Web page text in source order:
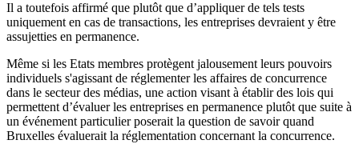
Il a toutefois affirmé que plutôt que d’appliquer de tels tests
uniquement en cas de transactions, les entreprises devraient y être
assujetties en permanence.
Même si les Etats membres protègent jalousement leurs pouvoirs
individuels s'agissant de réglementer les affaires de concurrence
dans le secteur des médias, une action visant à établir des lois qui
permettent d’évaluer les entreprises en permanence plutôt que suite à
un événement particulier poserait la question de savoir quand
Bruxelles évaluerait la réglementation concernant la concurrence.